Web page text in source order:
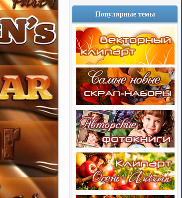
Популярные темы